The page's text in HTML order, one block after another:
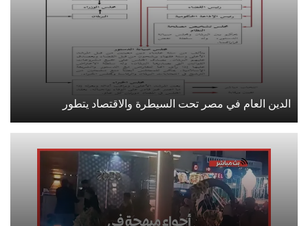
الدين العام في مصر تحت السيطرة والاقتصاد يتطور